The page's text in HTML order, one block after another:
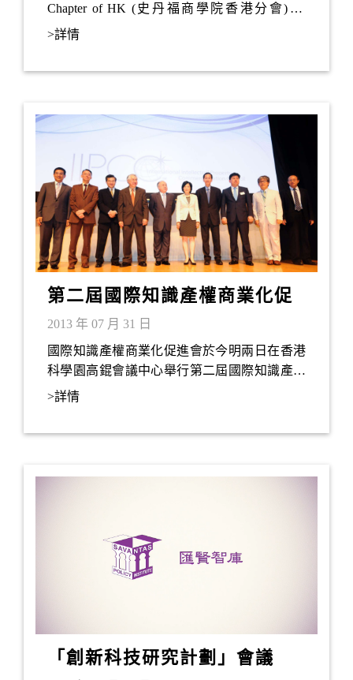
Chapter of HK (史丹福商學院香港分會) 及
Stanford Club of HK (史丹福大學香港校友會)於
>詳情
第二屆國際知識產權商業化促
進會議—如何更好服務中小企
成長和工業提升
2013 年 07 月 31 日
國際知識產權商業化促進會於今明兩日在香港
科學園高錕會議中心舉行第二屆國際知識產權
商業化促進會議，是次主題名為「如何更好服
>詳情
「創新科技研究計劃」會議